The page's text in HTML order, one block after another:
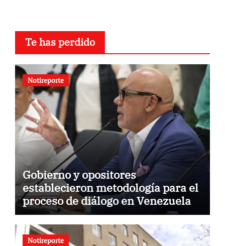
Te has perdido
Notireporte
Gobierno y opositores
establecieron metodología para el
proceso de diálogo en Venezuela
Notireporte